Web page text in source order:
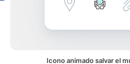
Icono animado salvar el